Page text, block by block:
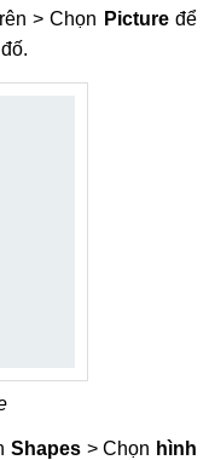
> Chọn Pictuređể
Shapes> Chọn hình